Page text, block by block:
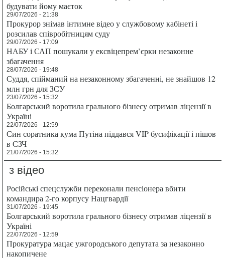
будувати йому маєток
29/07/2026 - 21:38
Прокурор знімав інтимне відео у службовому кабінеті і
розсилав співробітницям суду
29/07/2026 - 17:09
НАБУ і САП пошукали у ексвіцепрем’єрки незаконне
збагачення
28/07/2026 - 19:48
Суддя, спійманий на незаконному збагаченні, не знайшов 12
млн грн для ЗСУ
23/07/2026 - 15:32
Болгарський воротила грального бізнесу отримав ліцензії в
Україні
22/07/2026 - 12:59
Син соратника кума Путіна піддався VIP-бусифікації і пішов
в СЗЧ
21/07/2026 - 15:32
з відео
Російські спецслужби переконали пенсіонера вбити
командира 2-го корпусу Нацгвардії
31/07/2026 - 19:45
Болгарський воротила грального бізнесу отримав ліцензії в
Україні
22/07/2026 - 12:59
Прокуратура мацає ужгородського депутата за незаконно
накопичене